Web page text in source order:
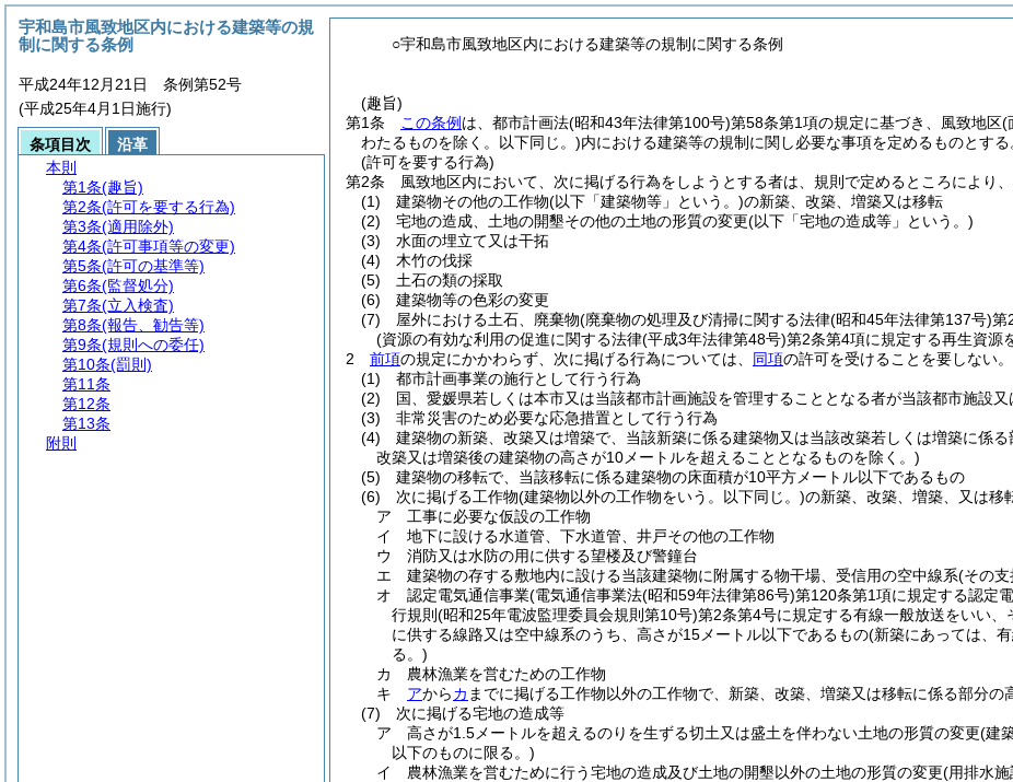
○宇和島市風致地区内における建築等の規制に関する条例
(趣旨)
第1条
この条例 は、都市計画法(昭和43年法律第100号)第58条第1項の規定に基づき、風致地区(
わたるものを除く。以下同じ。)内における建築等の規制に関し必要な事項を定めるものとする
(許可を要する行為)
第2条
風致地区内において、次に掲げる行為をしようとする者は、規則で定めるところにより
(1)
建築物その他の工作物(以下「建築物等」という。)の新築、改築、増築又は移転
(2)
宅地の造成、土地の開墾その他の土地の形質の変更(以下「宅地の造成等」という。)
(3)
水面の埋立て又は干拓
(4)
木竹の伐採
(5)
土石の類の採取
(6)
建築物等の色彩の変更
(7)
屋外における土石、廃棄物(廃棄物の処理及び清掃に関する法律(昭和45年法律第137号)第
(資源の有効な利用の促進に関する法律(平成3年法律第48号)第2条第4項に規定する再生資源
2
前項の規定にかかわらず、次に掲げる行為については、 同項の許可を受けることを要しない。
(1)
都市計画事業の施行として行う行為
(2)
国、愛媛県若しくは本市又は当該都市計画施設を管理することとなる者が当該都市施設
(3)
非常災害のため必要な応急措置として行う行為
(4)
建築物の新築、改築又は増築で、当該新築に係る建築物又は当該改築若しくは増築に係
改築又は増築後の建築物の高さが10メートルを超えることとなるものを除く。)
(5)
建築物の移転で、当該移転に係る建築物の床面積が10平方メートル以下であるもの
(6)
次に掲げる工作物(建築物以外の工作物をいう。以下同じ。)の新築、改築、増築、又は移
ア
工事に必要な仮設の工作物
イ
地下に設ける水道管、下水道管、井戸その他の工作物
ウ
消防又は水防の用に供する望楼及び警鐘台
エ
建築物の存する敷地内に設ける当該建築物に附属する物干場、受信用の空中線系(その支
オ
認定電気通信事業(電気通信事業法(昭和59年法律第86号)第120条第1項に規定する認定
行規則 (昭和25年電波監理委員会規則第10号)第2条第4号に規定する有線一般放送をいい
に供する線路又は空中線系のうち、高さが15メートル以下であるもの(新築にあっては、
る。)
カ
農林漁業を営むための工作物
キ
アからカ までに掲げる工作物以外の工作物で、新築、改築、増築又は移転に係る部分
(7)
次に掲げる宅地の造成等
ア
高さが1.5メートルを超えるのりを生ずる切土又は盛土を伴わない土地の形質の変更(建
以下のものに限る。)
イ
農林漁業を営むために行う宅地の造成及び土地の開墾以外の土地の形質の変更(用排水
宇和島市風致地区内における建築等の規
制に関する条例
平成24年12月21日 条例第52号
(平成25年4月1日施行)
条項目次
沿革
本則
第1条(趣旨)
第2条(許可を要する行為)
第3条(適用除外)
第4条(許可事項等の変更)
第5条(許可の基準等)
第6条(監督処分)
第7条(立入検査)
第8条(報告、勧告等)
第9条(規則への委任)
第10条(罰則)
第11条
第12条
第13条
附則